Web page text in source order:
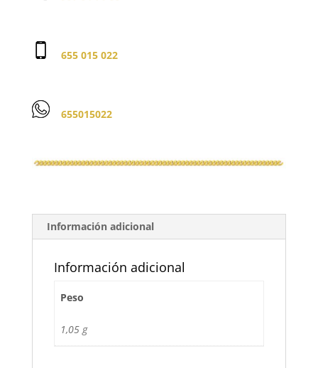
655 015 022
655015022
Información adicional
Información adicional
Peso
1,05 g